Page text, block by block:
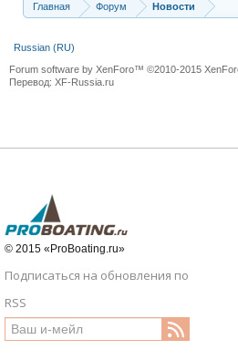
Главная Форум Новости
Russian (RU)
Forum software by XenForo™ ©2010-2015
Перевод: XF-Russia.ru
© 2015 «ProBoating.ru»
Подписаться на обновления по
RSS